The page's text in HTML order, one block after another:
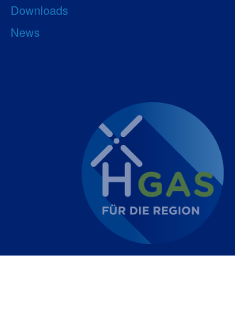
Downloads
News